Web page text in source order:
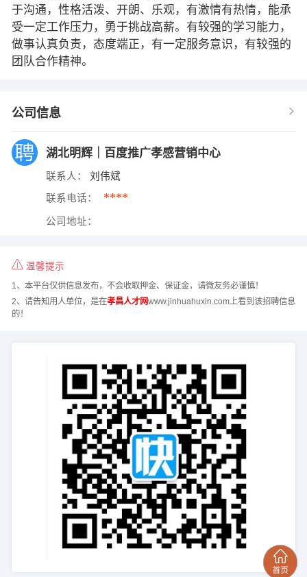
于沟通，性格活泼、开朗、乐观，有激情有热情，能承
受一定工作压力，勇于挑战高薪。有较强的学习能力，
做事认真负责，态度端正，有一定服务意识，有较强的
团队合作精神。
公司信息
湖北明辉｜百度推广孝感营销中心
联系人： 刘伟斌
联系电话： ****
公司地址：
温馨提示
1、本平台仅供信息发布，不会收取押金、保证金，请微友务必谨慎！
2、请告知用人单位，是在孝昌人才网www.jinhuahuxin.com上看到该招聘信息
的！